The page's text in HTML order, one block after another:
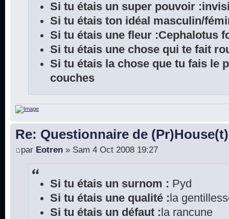
Si tu étais un super pouvoir
Si tu étais ton idéal masculin/
Si tu étais une fleur :Cephalotus
Si tu étais une chose qui te fait
Si tu étais la chose que tu fais le
couches
Re: Questionnaire de (Pr)House(t)
par Eotren » Sam 4 Oct 2008 19:27
Si tu étais un surnom : Pyd
Si tu étais une qualité : la
Si tu étais un défaut : la rancune